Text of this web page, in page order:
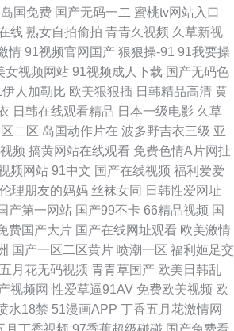
岛国免费 国产无码一二 蜜桃tv网站入口
线 熟女自拍偷拍 青青久视频 久草新视
情 91视频官网国产 狠狠操-91 91我要操
女视频网站 91视频成人下载 国产无码色
伊人加勒比 欧美狠狠插 日韩精品高清 黄
日韩在线观看精品 日本一级电影 久草
二区 岛国动作片在 波多野吉衣三级 亚
频 搞黄网站在线观看 免费色情A片网扯
频网站 91中文 国产在线视频 福利爱爱
伦理朋友的妈妈 丝袜女同 日韩性爱网址
产第一网站 国产99不卡 66精品视频 国
费国产大片 国产在线网址观看 欧美激情
国产一区二区黄片 喷潮一区 福利姬足交
五月花无码视频 青青草国产 欧美日韩乱
视频网 性爱草逼91AV 免费欧美视频 欧
水18禁 51漫画APP 丁香五月花激情网